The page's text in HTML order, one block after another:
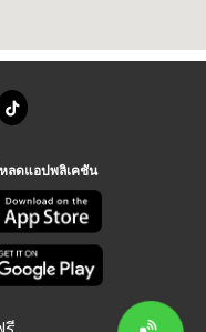
ลดแอปพลิเคชัน